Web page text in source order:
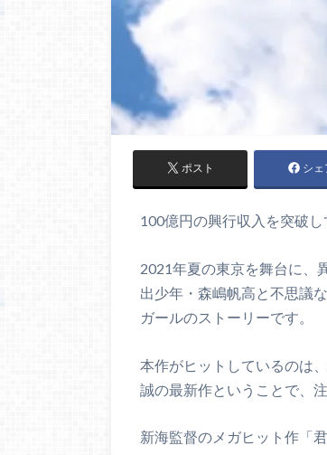
ポスト シェ
100億円の興行収入を突破
2021年夏の東京を舞台に、
出少年・森嶋帆高と不思議
ガールのストーリーです。
本作がヒットしているのは
誠の最新作ということで、
新海監督のメガヒット作「